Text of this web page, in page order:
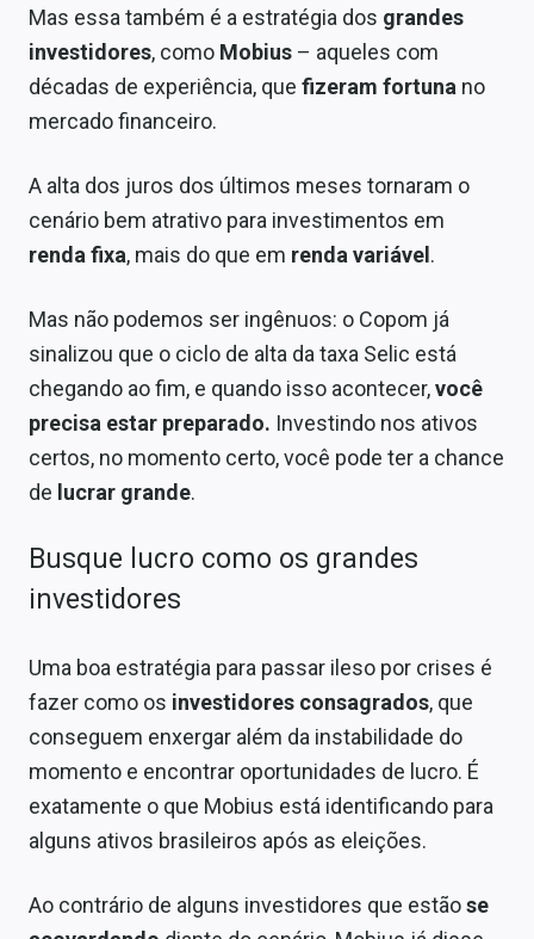
Mas essa também é a estratégia dos grandes
investidores, como Mobius – aqueles com
décadas de experiência, que fizeram fortuna no
mercado financeiro.
A alta dos juros dos últimos meses tornaram o
cenário bem atrativo para investimentos em
renda fixa, mais do que em renda variável .
Mas não podemos ser ingênuos: o Copom já
sinalizou que o ciclo de alta da taxa Selic está
chegando ao fim, e quando isso acontecer,você
precisa estar preparado. Investindo nos ativos
certos, no momento certo, você pode ter a chance
de lucrar grande.
Busque lucro como os grandes
investidores
Uma boa estratégia para passar ileso por crises é
fazer como os investidores consagrados, que
conseguem enxergar além da instabilidade do
momento e encontrar oportunidades de lucro. É
exatamente o que Mobius está identificando para
alguns ativos brasileiros após as eleições.
Ao contrário de alguns investidores que estãose